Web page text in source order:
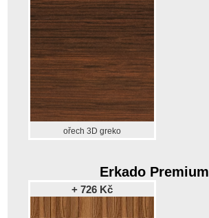
ořech 3D greko
Erkado Premium
+ 726 Kč